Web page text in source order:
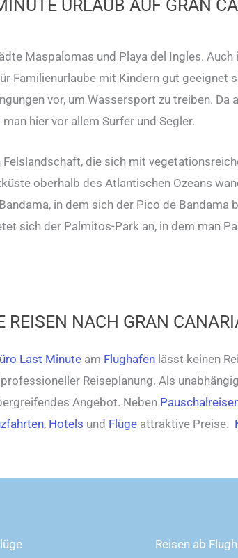
URLAUB AUF GRAN
Maspalomas und Playa del Ingles.
Familienurlaube mit Kindern gut geeignet
vor, um Wassersport zu treiben. Da
hier vor allem Surfer und Segler.
die sich mit
oberhalb des Atlantischen Ozeans
in dem sich der Pico de Bandama
sich der Palmitos-Park an, in dem man
REISEN NACH GRAN
Last Minuteam Flughafenlässt keinen
Reiseplanung. Als
Angebot. Neben
, Hotels und Flügeattraktive Preise.
Reisen ab